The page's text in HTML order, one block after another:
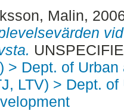
Malin,
> Dept. of
LTV) > Dept.